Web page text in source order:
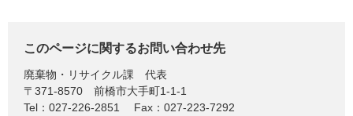
このページに関するお問い合わせ先
廃棄物・リサイクル課
代表
〒371-8570
前橋市大手町1-1-1
Tel：027-226-2851
Fax：027-223-7292